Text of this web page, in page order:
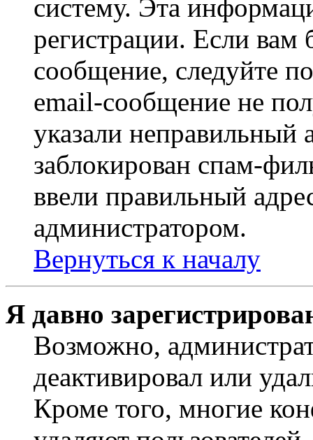
систему. Эта
регистрации. Если
сообщение, следуйте
email-сообщение не
указали неправильный
заблокирован спам-
ввели правильный
администратором.
Вернуться к началу
Я давно
Возможно,
деактивировал или
Кроме того, многие